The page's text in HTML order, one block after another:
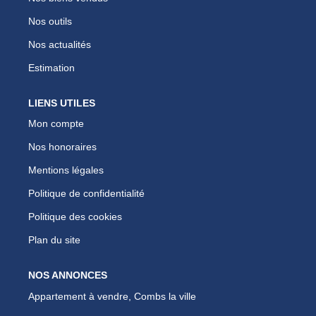
Nos outils
Nos actualités
Estimation
LIENS UTILES
Mon compte
Nos honoraires
Mentions légales
Politique de confidentialité
Politique des cookies
Plan du site
NOS ANNONCES
Appartement à vendre, Combs la ville